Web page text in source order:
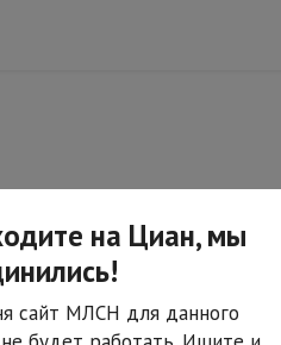
на Циан, мы
сайт МЛСН для данного